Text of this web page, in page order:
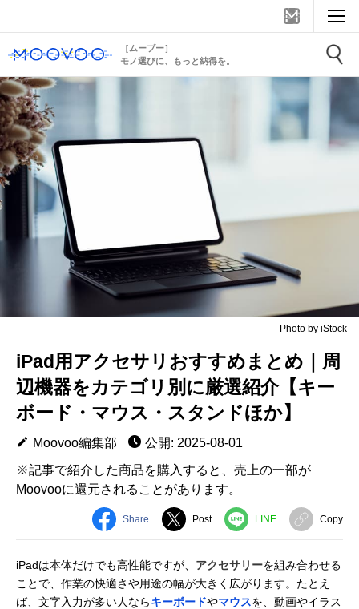
［ムーブー］
モノ選びに、もっと納得を。
Photo by iStock
iPad用アクセサリおすすめまとめ｜周
辺機器をカテゴリ別に厳選紹介【キー
ボード・マウス・スタンドほか】
Moovoo編集部
公開: 2025-08-01
※記事で紹介した商品を購入すると、売上の一部が
Moovooに還元されることがあります。
Share Post LINE Copy
iPadは本体だけでも高性能ですが、 アクセサリーを組み合わせる
ことで、作業の快適さや用途の幅が大きく広がります。たとえ
ば、文字入力が多い人ならキーボードやマウスを、動画やイラス